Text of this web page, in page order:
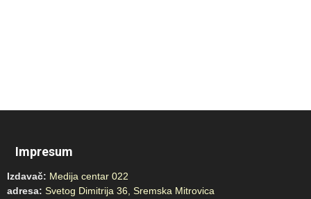
Impresum
Izdavač: Medija centar 022
adresa: Svetog Dimitrija 36, Sremska Mitrovica